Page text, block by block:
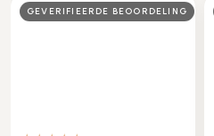
GEVERIFIEERDE BEOORDELING